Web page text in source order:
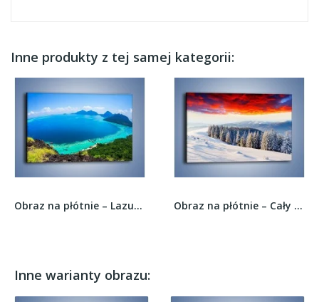
Inne produkty z tej samej kategorii:
Obraz na płótnie – Lazurowe oko cyklopa –... Obraz na płótnie – Cały urok gór zimą –...
Inne warianty obrazu: